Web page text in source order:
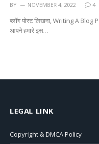
BY NOVEMBER 4, 2022 4
ब्लॉग पोस्ट लिखना, Writing A Blog
आपने हमारे इस…
LEGAL LINK
Copyright & DMCA Policy